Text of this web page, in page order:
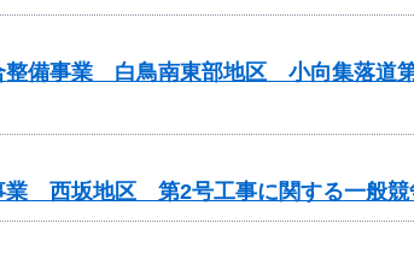
整備事業 白鳥南東部地区 小向集落道
業 西坂地区 第2号工事に関する一般競